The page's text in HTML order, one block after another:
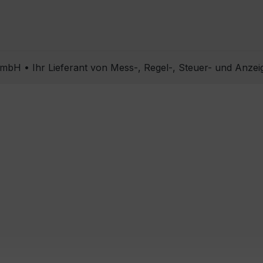
• Ihr Lieferant von Mess-, Regel-, Steuer- und